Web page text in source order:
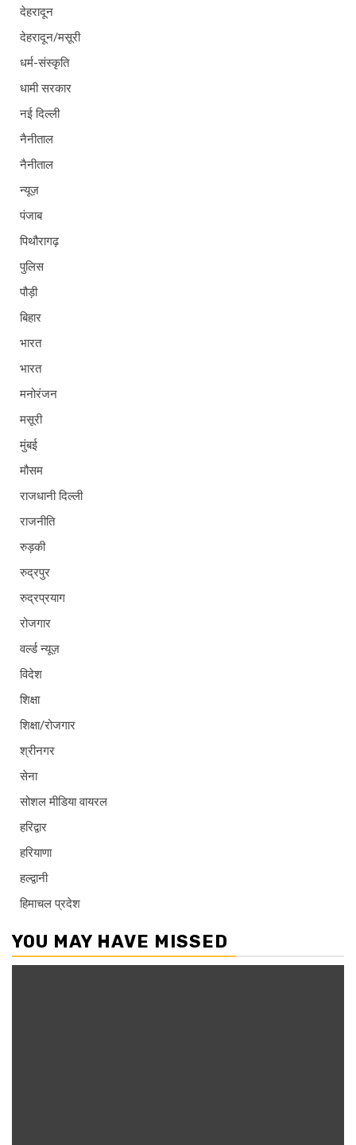
देहरादून
देहरादून/मसूरी
धर्म-संस्कृति
धामी सरकार
नई दिल्ली
नैनीताल
नैनीताल
न्यूज़
पंजाब
पिथौरागढ़
पुलिस
पौड़ी
बिहार
भारत
भारत
मनोरंजन
मसूरी
मुंबई
मौसम
राजधानी दिल्ली
राजनीति
रुड़की
रुद्रपुर
रुद्रप्रयाग
रोजगार
वर्ल्ड न्यूज़
विदेश
शिक्षा
शिक्षा/रोजगार
श्रीनगर
सेना
सोशल मीडिया वायरल
हरिद्वार
हरियाणा
हल्द्वानी
हिमाचल प्रदेश
YOU MAY HAVE MISSED